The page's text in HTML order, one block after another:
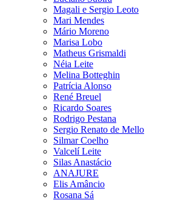
Magali e Sergio Leoto
Mari Mendes
Mário Moreno
Marisa Lobo
Matheus Grismaldi
Néia Leite
Melina Botteghin
Patrícia Alonso
René Breuel
Ricardo Soares
Rodrigo Pestana
Sergio Renato de Mello
Silmar Coelho
Valcelí Leite
Silas Anastácio
ANAJURE
Elis Amâncio
Rosana Sá